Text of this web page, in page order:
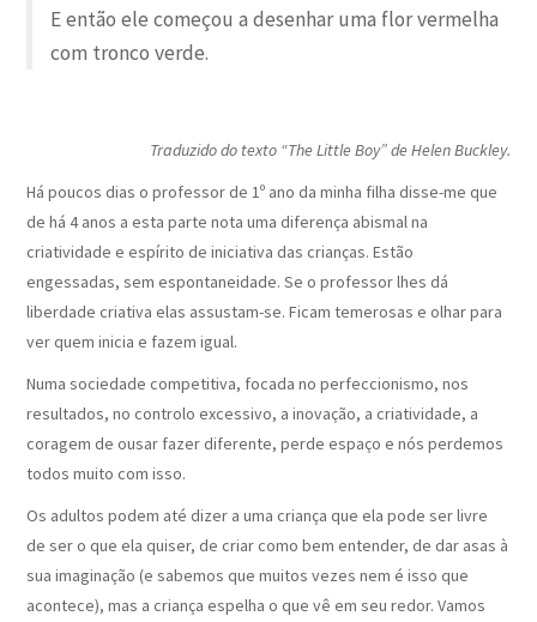
E então ele começou a desenhar uma flor vermelha
com tronco verde.
Traduzido do texto “The Little Boy” de Helen Buckley.
Há poucos dias o professor de 1º ano da minha filha disse-me que
de há 4 anos a esta parte nota uma diferença abismal na
criatividade e espírito de iniciativa das crianças. Estão
engessadas, sem espontaneidade. Se o professor lhes dá
liberdade criativa elas assustam-se. Ficam temerosas e olhar para
ver quem inicia e fazem igual.
Numa sociedade competitiva, focada no perfeccionismo, nos
resultados, no controlo excessivo, a inovação, a criatividade, a
coragem de ousar fazer diferente, perde espaço e nós perdemos
todos muito com isso.
Os adultos podem até dizer a uma criança que ela pode ser livre
de ser o que ela quiser, de criar como bem entender, de dar asas à
sua imaginação (e sabemos que muitos vezes nem é isso que
acontece), mas a criança espelha o que vê em seu redor. Vamos